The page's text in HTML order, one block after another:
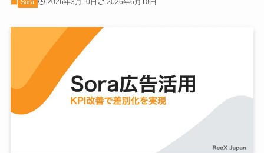
Sora 2026年3月10日 2026年6月10日